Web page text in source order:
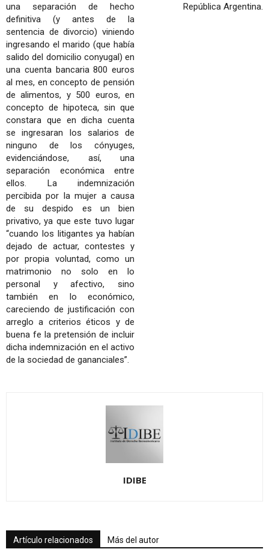
una separación de hecho
definitiva (y antes de la
sentencia de divorcio) viniendo
ingresando el marido (que había
salido del domicilio conyugal) en
una cuenta bancaria 800 euros
al mes, en concepto de pensión
de alimentos, y 500 euros, en
concepto de hipoteca, sin que
constara que en dicha cuenta
se ingresaran los salarios de
ninguno de los cónyuges,
evidenciándose, así, una
separación económica entre
ellos. La indemnización
percibida por la mujer a causa
de su despido es un bien
privativo, ya que este tuvo lugar
“cuando los litigantes ya habían
dejado de actuar, contestes y
por propia voluntad, como un
matrimonio no solo en lo
personal y afectivo, sino
también en lo económico,
careciendo de justificación con
arreglo a criterios éticos y de
buena fe la pretensión de incluir
dicha indemnización en el activo
de la sociedad de gananciales”.
República Argentina.
IDIBE
Artículo relacionados Más del autor